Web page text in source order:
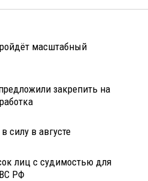
масштабный
закрепить на
силу в августе
лиц с судимостью для
РФ